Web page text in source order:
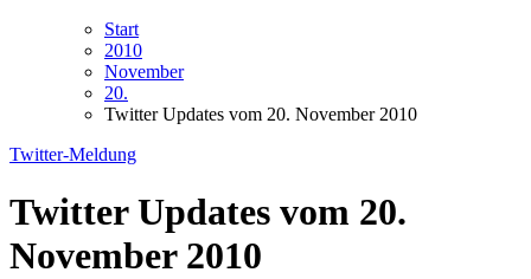
Start
2010
November
20.
Twitter Updates vom 20. November 2010
Twitter-Meldung
Twitter Updates vom 20.
November 2010